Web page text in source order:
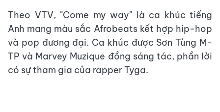
Theo VTV, "Come my way" là ca khúc tiếng
Anh mang màu sắc Afrobeats kết hợp hip-hop
và pop đương đại. Ca khúc được Sơn Tùng M-
TP và Marvey Muzique đồng sáng tác, phần lời
có sự tham gia của rapper Tyga.